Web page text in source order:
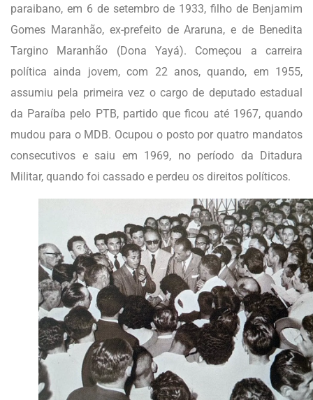
paraibano, em 6 de setembro de 1933, filho de Benjamim
Gomes Maranhão, ex-prefeito de Araruna, e de Benedita
Targino Maranhão (Dona Yayá). Começou a carreira
política ainda jovem, com 22 anos, quando, em 1955,
assumiu pela primeira vez o cargo de deputado estadual
da Paraíba pelo PTB, partido que ficou até 1967, quando
mudou para o MDB. Ocupou o posto por quatro mandatos
consecutivos e saiu em 1969, no período da Ditadura
Militar, quando foi cassado e perdeu os direitos políticos.